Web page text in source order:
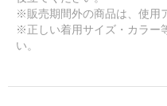
※販売期間外の商品は、使用
※正しい着用サイズ・カラー
い。